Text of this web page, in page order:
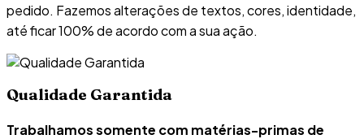
pedido. Fazemos alterações de textos, cores, identidade,
até ficar 100% de acordo com a sua ação.
Qualidade Garantida
Trabalhamos somente com matérias-primas de